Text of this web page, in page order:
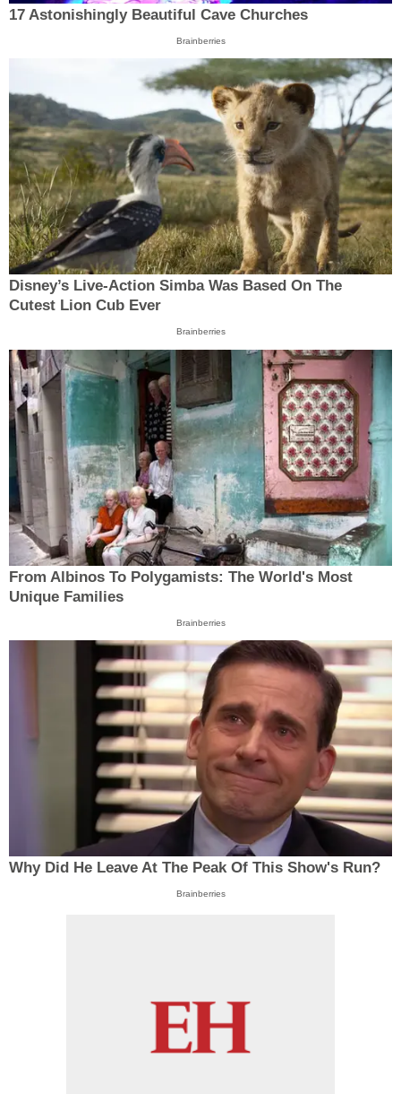
17 Astonishingly Beautiful Cave Churches
Brainberries
Disney’s Live-Action Simba Was Based On The
Cutest Lion Cub Ever
Brainberries
From Albinos To Polygamists: The World's Most
Unique Families
Brainberries
Why Did He Leave At The Peak Of This Show's Run?
Brainberries